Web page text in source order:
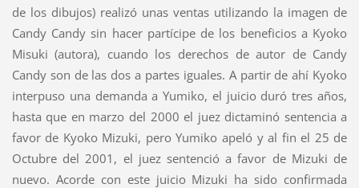
de los dibujos) realizó unas ventas utilizando la imagen de
Candy Candy sin hacer partícipe de los beneficios a Kyoko
Misuki (autora), cuando los derechos de autor de Candy
Candy son de las dos a partes iguales. A partir de ahí Kyoko
interpuso una demanda a Yumiko, el juicio duró tres años,
hasta que en marzo del 2000 el juez dictaminó sentencia a
favor de Kyoko Mizuki, pero Yumiko apeló y al fin el 25 de
Octubre del 2001, el juez sentenció a favor de Mizuki de
nuevo. Acorde con este juicio Mizuki ha sido confirmada